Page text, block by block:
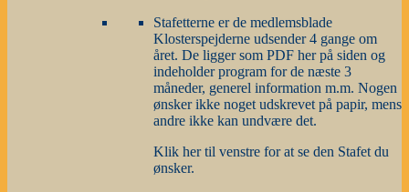
Stafetterne er de medlemsblade
Klosterspejderne udsender 4 gange om
året. De ligger som PDF her på siden og
indeholder program for de næste 3
måneder, generel information m.m. Nogen
ønsker ikke noget udskrevet på papir, mens
andre ikke kan undvære det.
Klik her til venstre for at se den Stafet du
ønsker.